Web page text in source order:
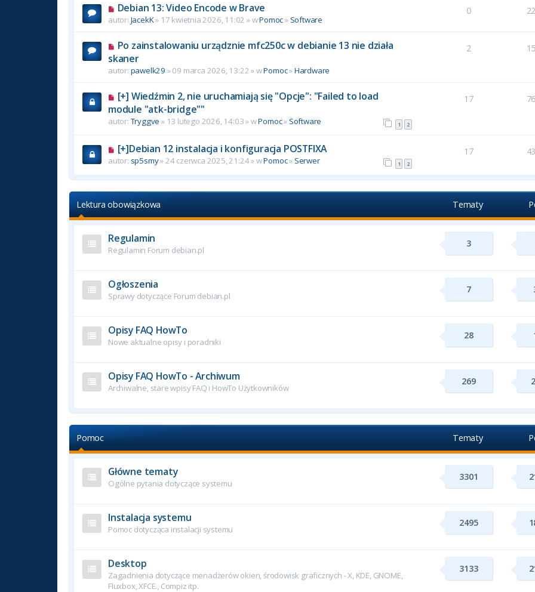
Debian 13: Video Encode w Brave
autor: JacekK» 17 kwietnia 2026, 11:02 » wPomoc» Software
0
Po zainstalowaniu urządznie mfc250c w debianie 13 nie działa
skaner
autor: pawelk29 » 09 marca 2026, 13:22 » wPomoc»Hardware
2
[+] Wiedźmin 2, nie uruchamiają się "Opcje": "Failed to load
module "atk-bridge""
1 2
autor: Tryggve » 13 lutego 2026, 14:03 » wPomoc» Software
17
[+]Debian 12 instalacja i konfiguracja POSTFIXA
1 2
autor: sp5smy» 24 czerwca 2025, 21:24 » wPomoc» Serwer
17
Lektura obowiązkowa Tematy
Regulamin
Regulamin Forum debian.pl
3
Ogłoszenia
Sprawy dotyczące Forum debian.pl
7
Opisy FAQ HowTo
Nowe aktualne opisy i poradniki
28
Opisy FAQ HowTo - Archiwum
Archiwalne, stare wpisy FAQ i HowTo Użytkowników
269
Pomoc Tematy
Główne tematy
Ogólne pytania dotyczące systemu
3301
Instalacja systemu
Pomoc dotycząca instalacji systemu
2495
Desktop
Zagadnienia dotyczące menadżerów okien, środowisk graficznych - X, KDE, GNOME,
Fluxbox, XFCE., Compiz itp.
3133